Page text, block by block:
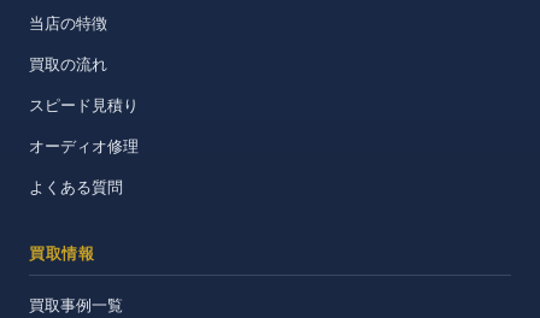
当店の特徴
買取の流れ
スピード見積り
オーディオ修理
よくある質問
買取情報
買取事例一覧